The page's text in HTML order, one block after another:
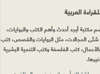
العربية
مكتبة أبجد أحدث وأهم الكتب والروايات،
شتّى المجالات، مثل الروايات والقصص، كتب
كتب الفلسفة وكتب التنمية البشرية